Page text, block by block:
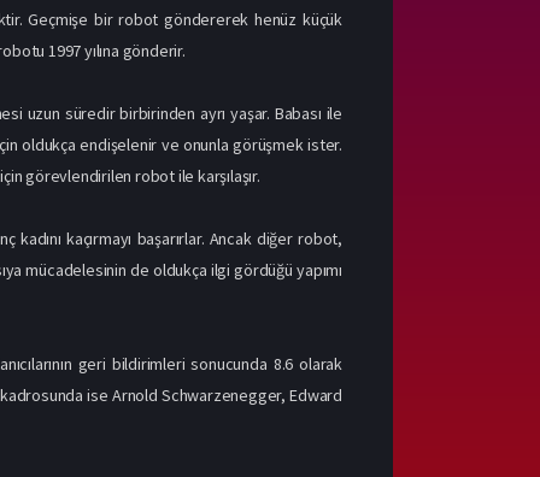
Geçmişe bir robot göndererek henüz küçük
1997 yılına gönderir.
uzun süredir birbirinden ayrı yaşar. Babası ile
oldukça endişelenir ve onunla görüşmek ister.
görevlendirilen robot ile karşılaşır.
kadını kaçırmayı başarırlar. Ancak diğer robot,
mücadelesinin de oldukça ilgi gördüğü yapımı
geri bildirimleri sonucunda 8.6 olarak
ise Arnold Schwarzenegger, Edward